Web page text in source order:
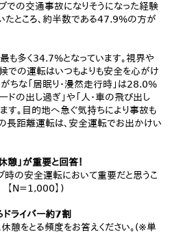
での交通事故になりそうになった経験
いたところ、約半数である47.9%の方が
も多く34.7%となっています。視界や
での運転はいつもよりも安全を心がけ
ちな「居眠り・漫然走行時」は28.0%
ドの出し過ぎ」や「人・車の飛び出し
す。目的地へ急ぐ気持ちにより事故も
長距離運転は、安全運転でお出かけい
」が重要と回答！
時の安全運転において重要だと思うこ
【N=1,000】)
ライバー約7割
憩をとる頻度をお答えください。(※単